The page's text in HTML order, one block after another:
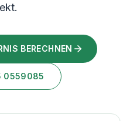
BERECHNEN
0559085